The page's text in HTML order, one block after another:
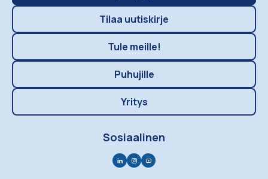
Tilaa uutiskirje
Tule meille!
Puhujille
Yritys
Sosiaalinen